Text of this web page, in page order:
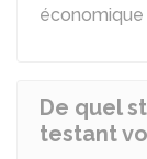
De quel
testant